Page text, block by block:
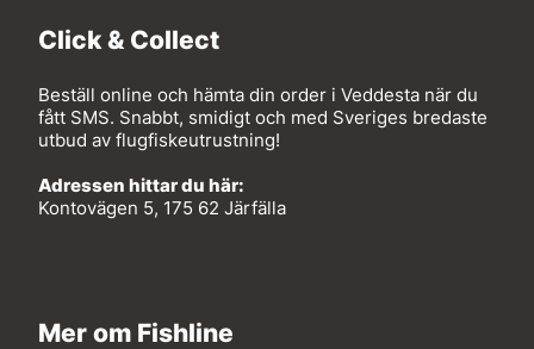
Click & Collect
Beställ online och hämta din order i Veddesta när du
fått SMS. Snabbt, smidigt och med Sveriges bredaste
utbud av flugfiskeutrustning!
Adressen hittar du här:
Kontovägen 5, 175 62 Järfälla
Mer om Fishline